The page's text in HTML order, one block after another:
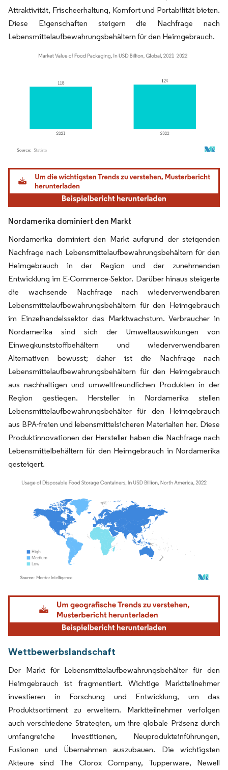
Attraktivität, Frischeerhaltung, Komfort und Portabilität bieten.
Diese Eigenschaften steigern die Nachfrage nach
Lebensmittelaufbewahrungsbehältern für den Heimgebrauch.
Bild © Mordor Intelligence. Wiederverwendung erfordert Namensnennung gemäß
Nordamerika dominiert den Markt
Nordamerika dominiert den Markt aufgrund der steigenden
Nachfrage nach Lebensmittelaufbewahrungsbehältern für den
Heimgebrauch in der Region und der zunehmenden
Entwicklung im E-Commerce-Sektor. Darüber hinaus steigerte
die wachsende Nachfrage nach wiederverwendbaren
Lebensmittelaufbewahrungsbehältern für den Heimgebrauch
im Einzelhandelssektor das Marktwachstum. Verbraucher in
Nordamerika sind sich der Umweltauswirkungen von
Einwegkunststoffbehältern und wiederverwendbaren
Alternativen bewusst; daher ist die Nachfrage nach
Lebensmittelaufbewahrungsbehältern für den Heimgebrauch
aus nachhaltigen und umweltfreundlichen Produkten in der
Region gestiegen. Hersteller in Nordamerika stellen
Lebensmittelaufbewahrungsbehälter für den Heimgebrauch
aus BPA-freien und lebensmittelsicheren Materialien her. Diese
Produktinnovationen der Hersteller haben die Nachfrage nach
Lebensmittelbehältern für den Heimgebrauch in Nordamerika
gesteigert.
Bild © Mordor Intelligence. Wiederverwendung erfordert Namensnennung gemäß
Wettbewerbslandschaft
Der Markt für Lebensmittelaufbewahrungsbehälter für den
Heimgebrauch ist fragmentiert. Wichtige Marktteilnehmer
investieren in Forschung und Entwicklung, um das
Produktsortiment zu erweitern. Marktteilnehmer verfolgen
auch verschiedene Strategien, um ihre globale Präsenz durch
umfangreiche Investitionen, Neuprodukteinführungen,
Fusionen und Übernahmen auszubauen. Die wichtigsten
Akteure sind The Clorox Company, Tupperware, Newell